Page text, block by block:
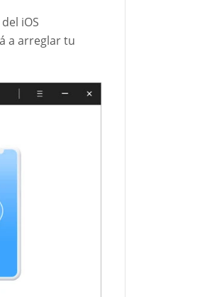
iOS
a arreglar tu